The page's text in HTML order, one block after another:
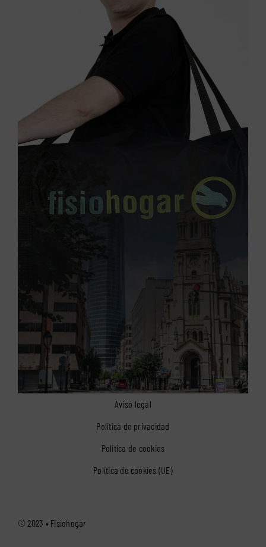
Aviso legal
Política de privacidad
Política de cookies
Política de cookies (UE)
© 2023 • Fisiohogar